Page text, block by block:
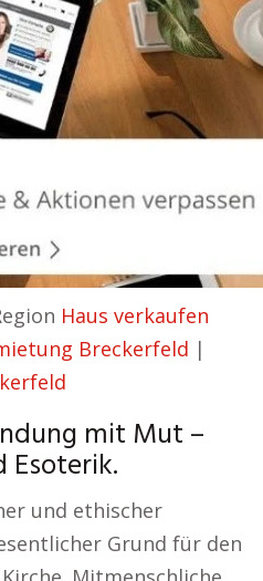
Haus verkaufen
Breckerfeld |
mit Mut –
Esoterik.
und ethischer
Grund für den